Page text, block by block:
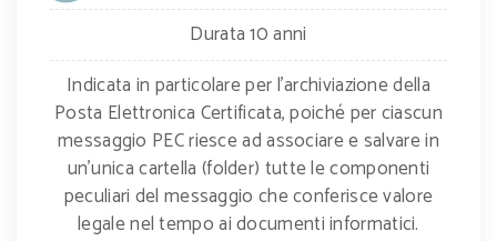
Durata 10 anni
Indicata in particolare per l’archiviazione della
Posta Elettronica Certificata, poiché per ciascun
messaggio PEC riesce ad associare e salvare in
un’unica cartella (folder) tutte le componenti
peculiari del messaggio che conferisce valore
legale nel tempo ai documenti informatici.